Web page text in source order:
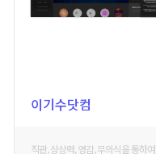
이기수닷컴
직관, 상상력, 영감, 무의식을 통하여